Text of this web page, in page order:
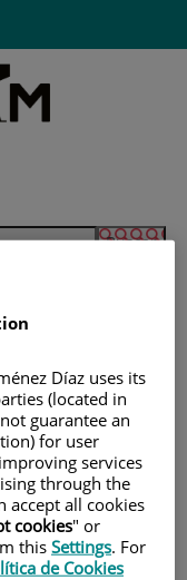
y
Díaz uses its
(located in
guarantee an
for user
services
through the
accept all cookies
cookies" or
this Settings. For
de Cookies